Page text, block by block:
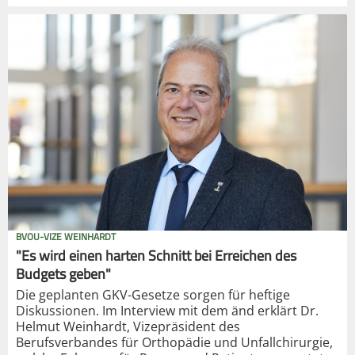
BVOU-VIZE WEINHARDT
"Es wird einen harten Schnitt bei Erreichen des
Budgets geben"
Die geplanten GKV-Gesetze sorgen für heftige
Diskussionen. Im Interview mit dem änd erklärt Dr.
Helmut Weinhardt, Vizepräsident des
Berufsverbandes für Orthopädie und Unfallchirurgie,